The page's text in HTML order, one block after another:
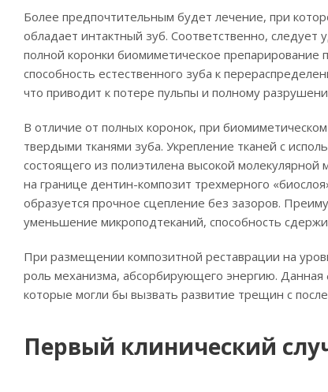
Более предпочтительным будет лечение, при
обладает интактный зуб. Соответственно, следует
полной коронки биомиметическое препарирование
способность естественного зуба к
что приводит к потере пульпы и полному
В отличие от полных коронок, при
твердыми тканями зуба. Укрепление тканей с
состоящего из полиэтилена высокой
на границе дентин-композит трехмерного
образуется прочное сцепление без зазоров.
уменьшение микроподтеканий, способность
При размещении композитной реставрации на
роль механизма, абсорбирующего энергию. Данная
которые могли бы вызвать развитие трещин с
Первый клинический